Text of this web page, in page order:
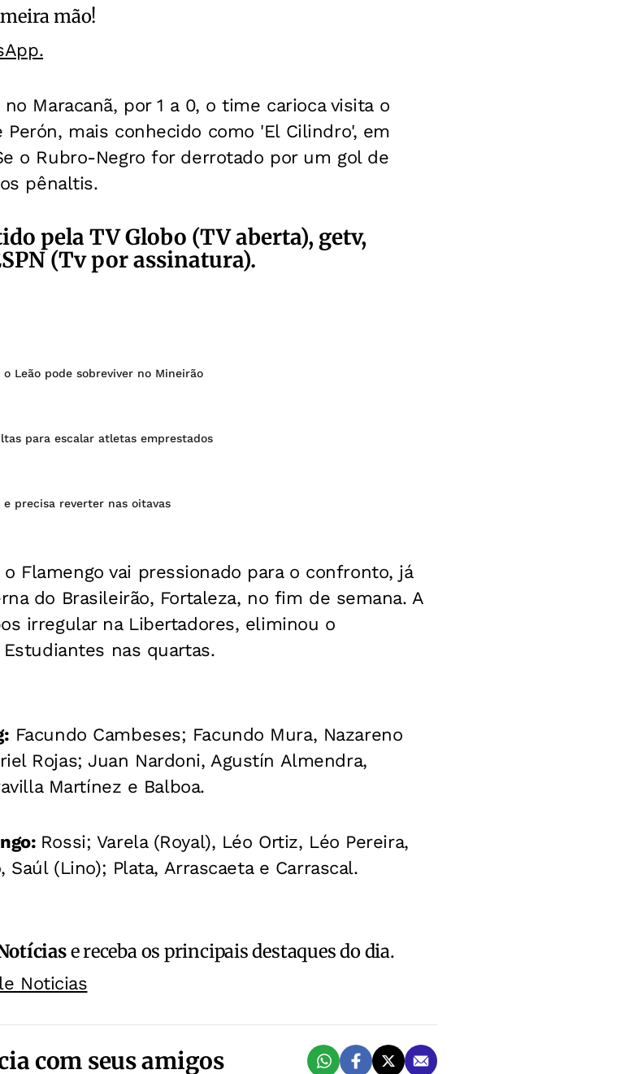
mão!
Maracanã, por 1 a 0, o time carioca visita o
Perón, mais conhecido como 'El Cilindro', em
o Rubro-Negro for derrotado por um gol de
pênaltis.
pela TV Globo (TV aberta), getv,
(Tv por assinatura).
Leão pode sobreviver no Mineirão
para escalar atletas emprestados
precisa reverter nas oitavas
Flamengo vai pressionado para o confronto, já
do Brasileirão, Fortaleza, no fim de semana. A
irregular na Libertadores, eliminou o
nas quartas.
Facundo Cambeses; Facundo Mura, Nazareno
Rojas; Juan Nardoni, Agustín Almendra,
Martínez e Balboa.
Rossi; Varela (Royal), Léo Ortiz, Léo Pereira,
Saúl (Lino); Plata, Arrascaeta e Carrascal.
e receba os principais destaques do dia.
Noticias
com seus amigos